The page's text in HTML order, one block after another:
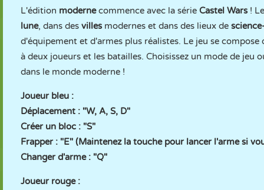
L'édition modernecommence avec la série Castel Wars !
lune, dans des villesmodernes et dans des lieux de
d'équipement et d'armes plus réalistes. Le jeu se
à deux joueurs et les batailles. Choisissez un mode de jeu
dans le monde moderne !
Joueur bleu :
Déplacement : "W, A, S, D"
Créer un bloc : "S"
Frapper : "E" (Maintenez la touche pour lancer l'arme si
Changer d'arme : "Q"
Joueur rouge :